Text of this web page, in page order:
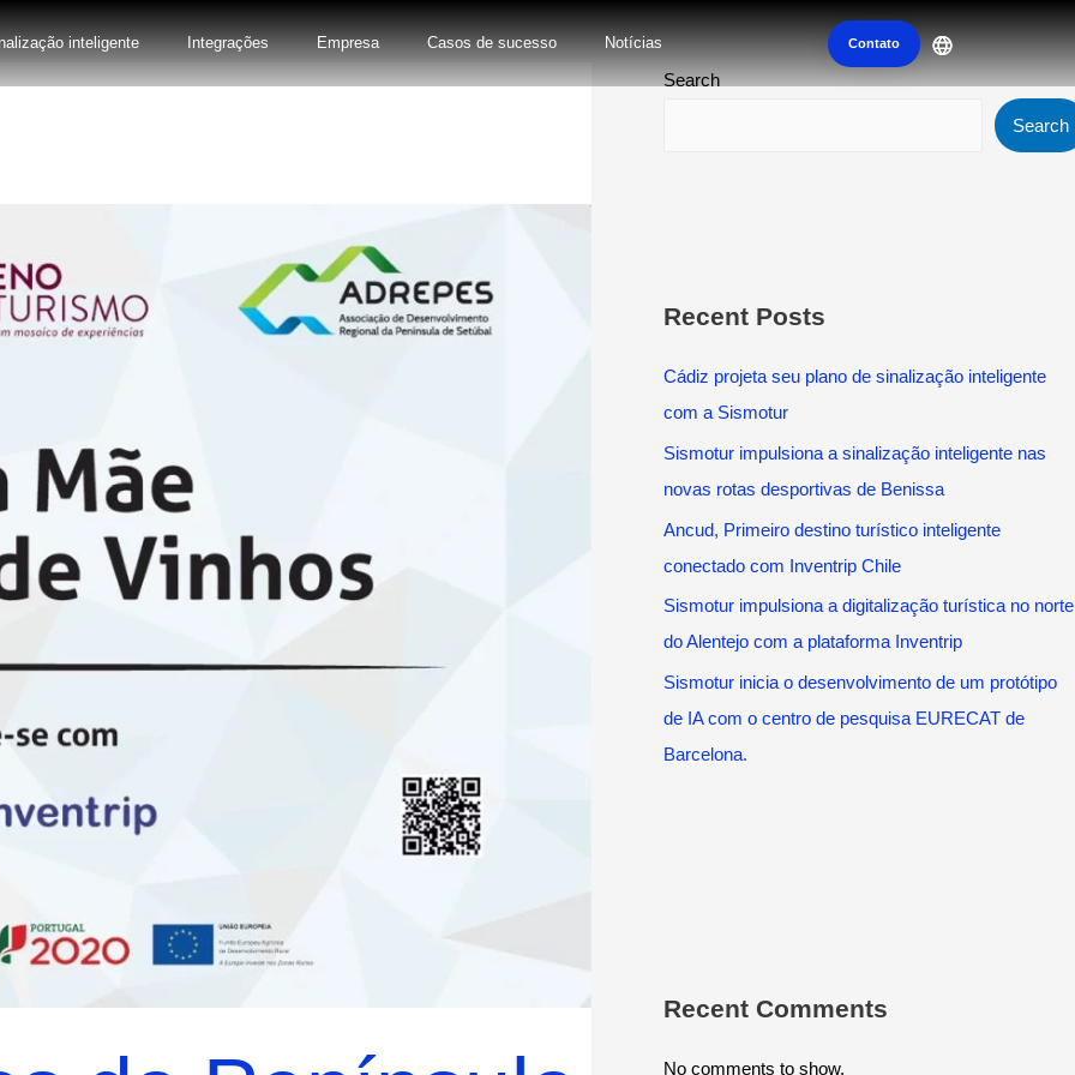
inteligente Integrações Empresa Casos de sucesso Notícias Contato
Search
Search
Recent Posts
Cádiz projeta seu plano de sinalização inteligente
com a Sismotur
Sismotur impulsiona a sinalização inteligente nas
novas rotas desportivas de Benissa
Ancud, Primeiro destino turístico inteligente
conectado com Inventrip Chile
Sismotur impulsiona a digitalização turística no norte
do Alentejo com a plataforma Inventrip
Sismotur inicia o desenvolvimento de um protótipo
de IA com o centro de pesquisa EURECAT de
Barcelona.
Recent Comments
No comments to show.